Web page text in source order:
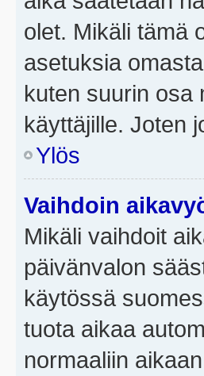
olet. Mikäli tämä
asetuksia
kuten suurin osa
käyttäjille. Joten
Ylös
Vaihdoin
Mikäli vaihdoit
päivänvalon
käytössä
tuota aikaa
normaaliin